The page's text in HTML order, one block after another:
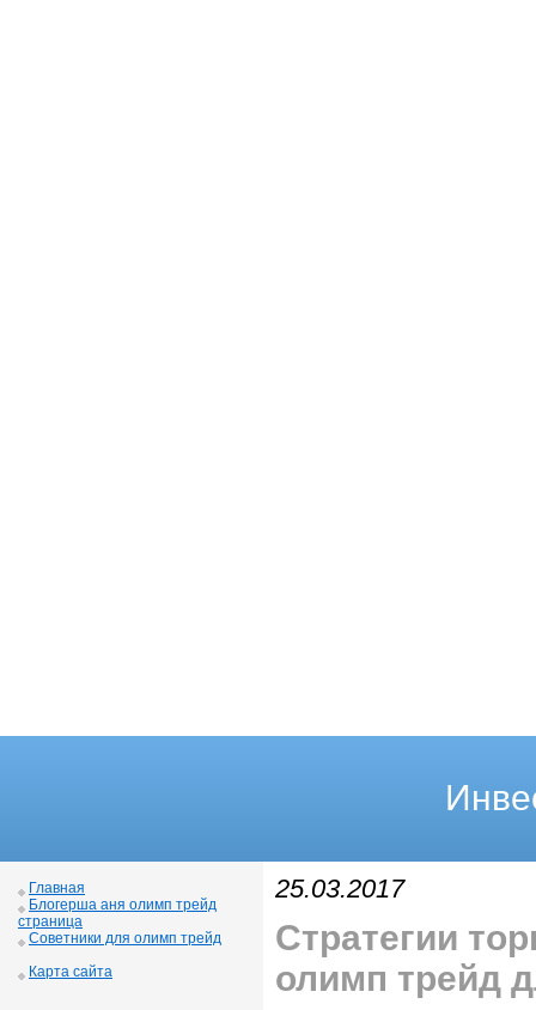
Главная
Блогерша аня олимп трейд
страница
Советники для олимп трейд
Карта сайта
25.03.2017
Стратегии
олимп трейд